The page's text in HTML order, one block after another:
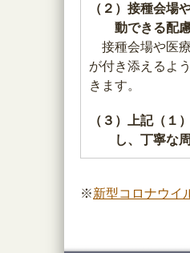
（２）接種会場
動できる配
接種会場や医
が付き添えるよ
きます。
（３）上記（１
し、丁寧な
※新型コロナウイ